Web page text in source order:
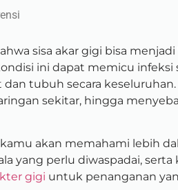
sisa akar gigi bisa menjadi
ini dapat memicu infeksi
tubuh secara
sekitar, hingga
akan memahami lebih
yang perlu diwaspadai,
gigi untuk penanganan